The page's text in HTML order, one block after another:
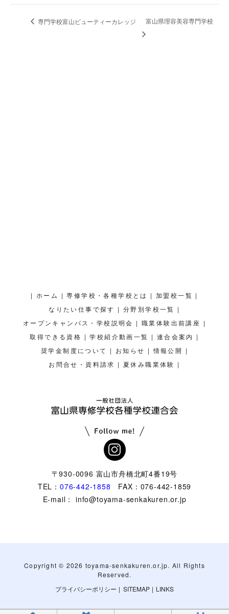
専門学校富山ビューティーカレッジ 富山県理容美容専門学校
| ホーム |専修学校・各種学校とは | 加盟校一覧 |
なりたい仕事で探す |分野別学校一覧 |
オープンキャンパス・学校説明会 |職業体験出前講座 |
取得できる資格 |学校紹介動画一覧 | 連合会案内 |
奨学金制度について | お知らせ |情報公開 |
お問合せ・資料請求 | 夏休み職業体験 |
〒930-0096 富山市舟橋北町4番19号
TEL： 076-442-1858 FAX：076-442-1859
E-mail： info@toyama-senkakuren.or.jp
Copyright © 2026 toyama-senkakuren.or.jp. All Rights
Reserved.
プライバシーポリシー | SITEMAP| LINKS